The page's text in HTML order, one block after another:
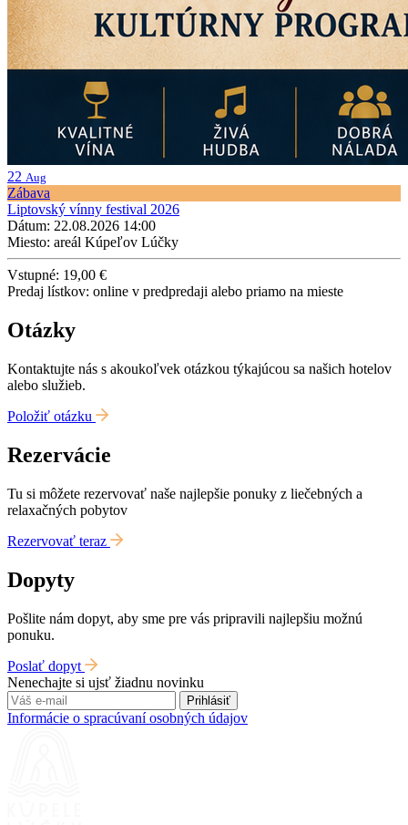
22 Aug
Zábava
Liptovský vínny festival 2026
Dátum: 22.08.2026 14:00
Miesto: areál Kúpeľov Lúčky
Vstupné: 19,00 €
Predaj lístkov: online v predpredaji alebo priamo na mieste
Otázky
Kontaktujte nás s akoukoľvek otázkou týkajúcou sa našich hotelov
alebo služieb.
Položiť otázku
Rezervácie
Tu si môžete rezervovať naše najlepšie ponuky z liečebných a
relaxačných pobytov
Rezervovať teraz
Dopyty
Pošlite nám dopyt, aby sme pre vás pripravili najlepšiu možnú
ponuku.
Poslať dopyt
Nenechajte si ujsť žiadnu novinku
Prihlásiť
Informácie o spracúvaní osobných údajov